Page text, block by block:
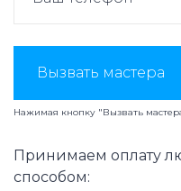
Вызвать мастера
Нажимая кнопку "Вызвать
Принимаем оплату
способом: